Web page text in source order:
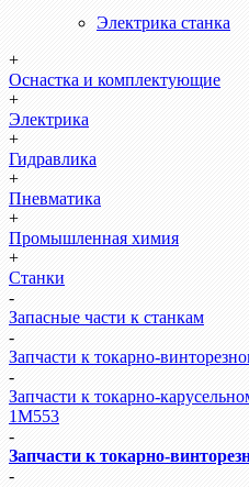
Электрика станка
+
Оснастка и комплектующие
+
Электрика
+
Гидравлика
+
Пневматика
+
Промышленная химия
+
Станки
-
Запасные части к станкам
-
Запчасти к токарно-
-
Запчасти к токарно-
1М553
-
Запчасти к токарно-
-